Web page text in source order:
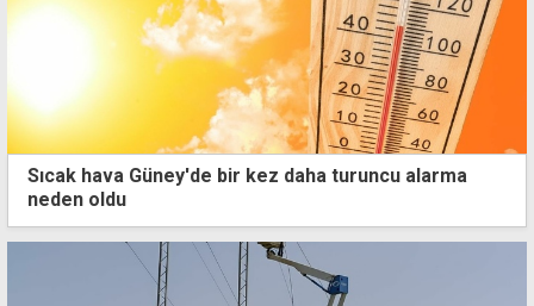
Sıcak hava Güney'de bir kez daha turuncu alarma
neden oldu